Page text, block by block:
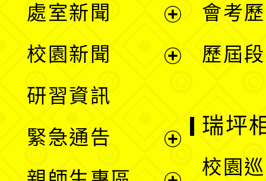
處室新聞
單
校園新聞
選
研習資訊
緊急通告
會考
歷屆
瑞坪
校園